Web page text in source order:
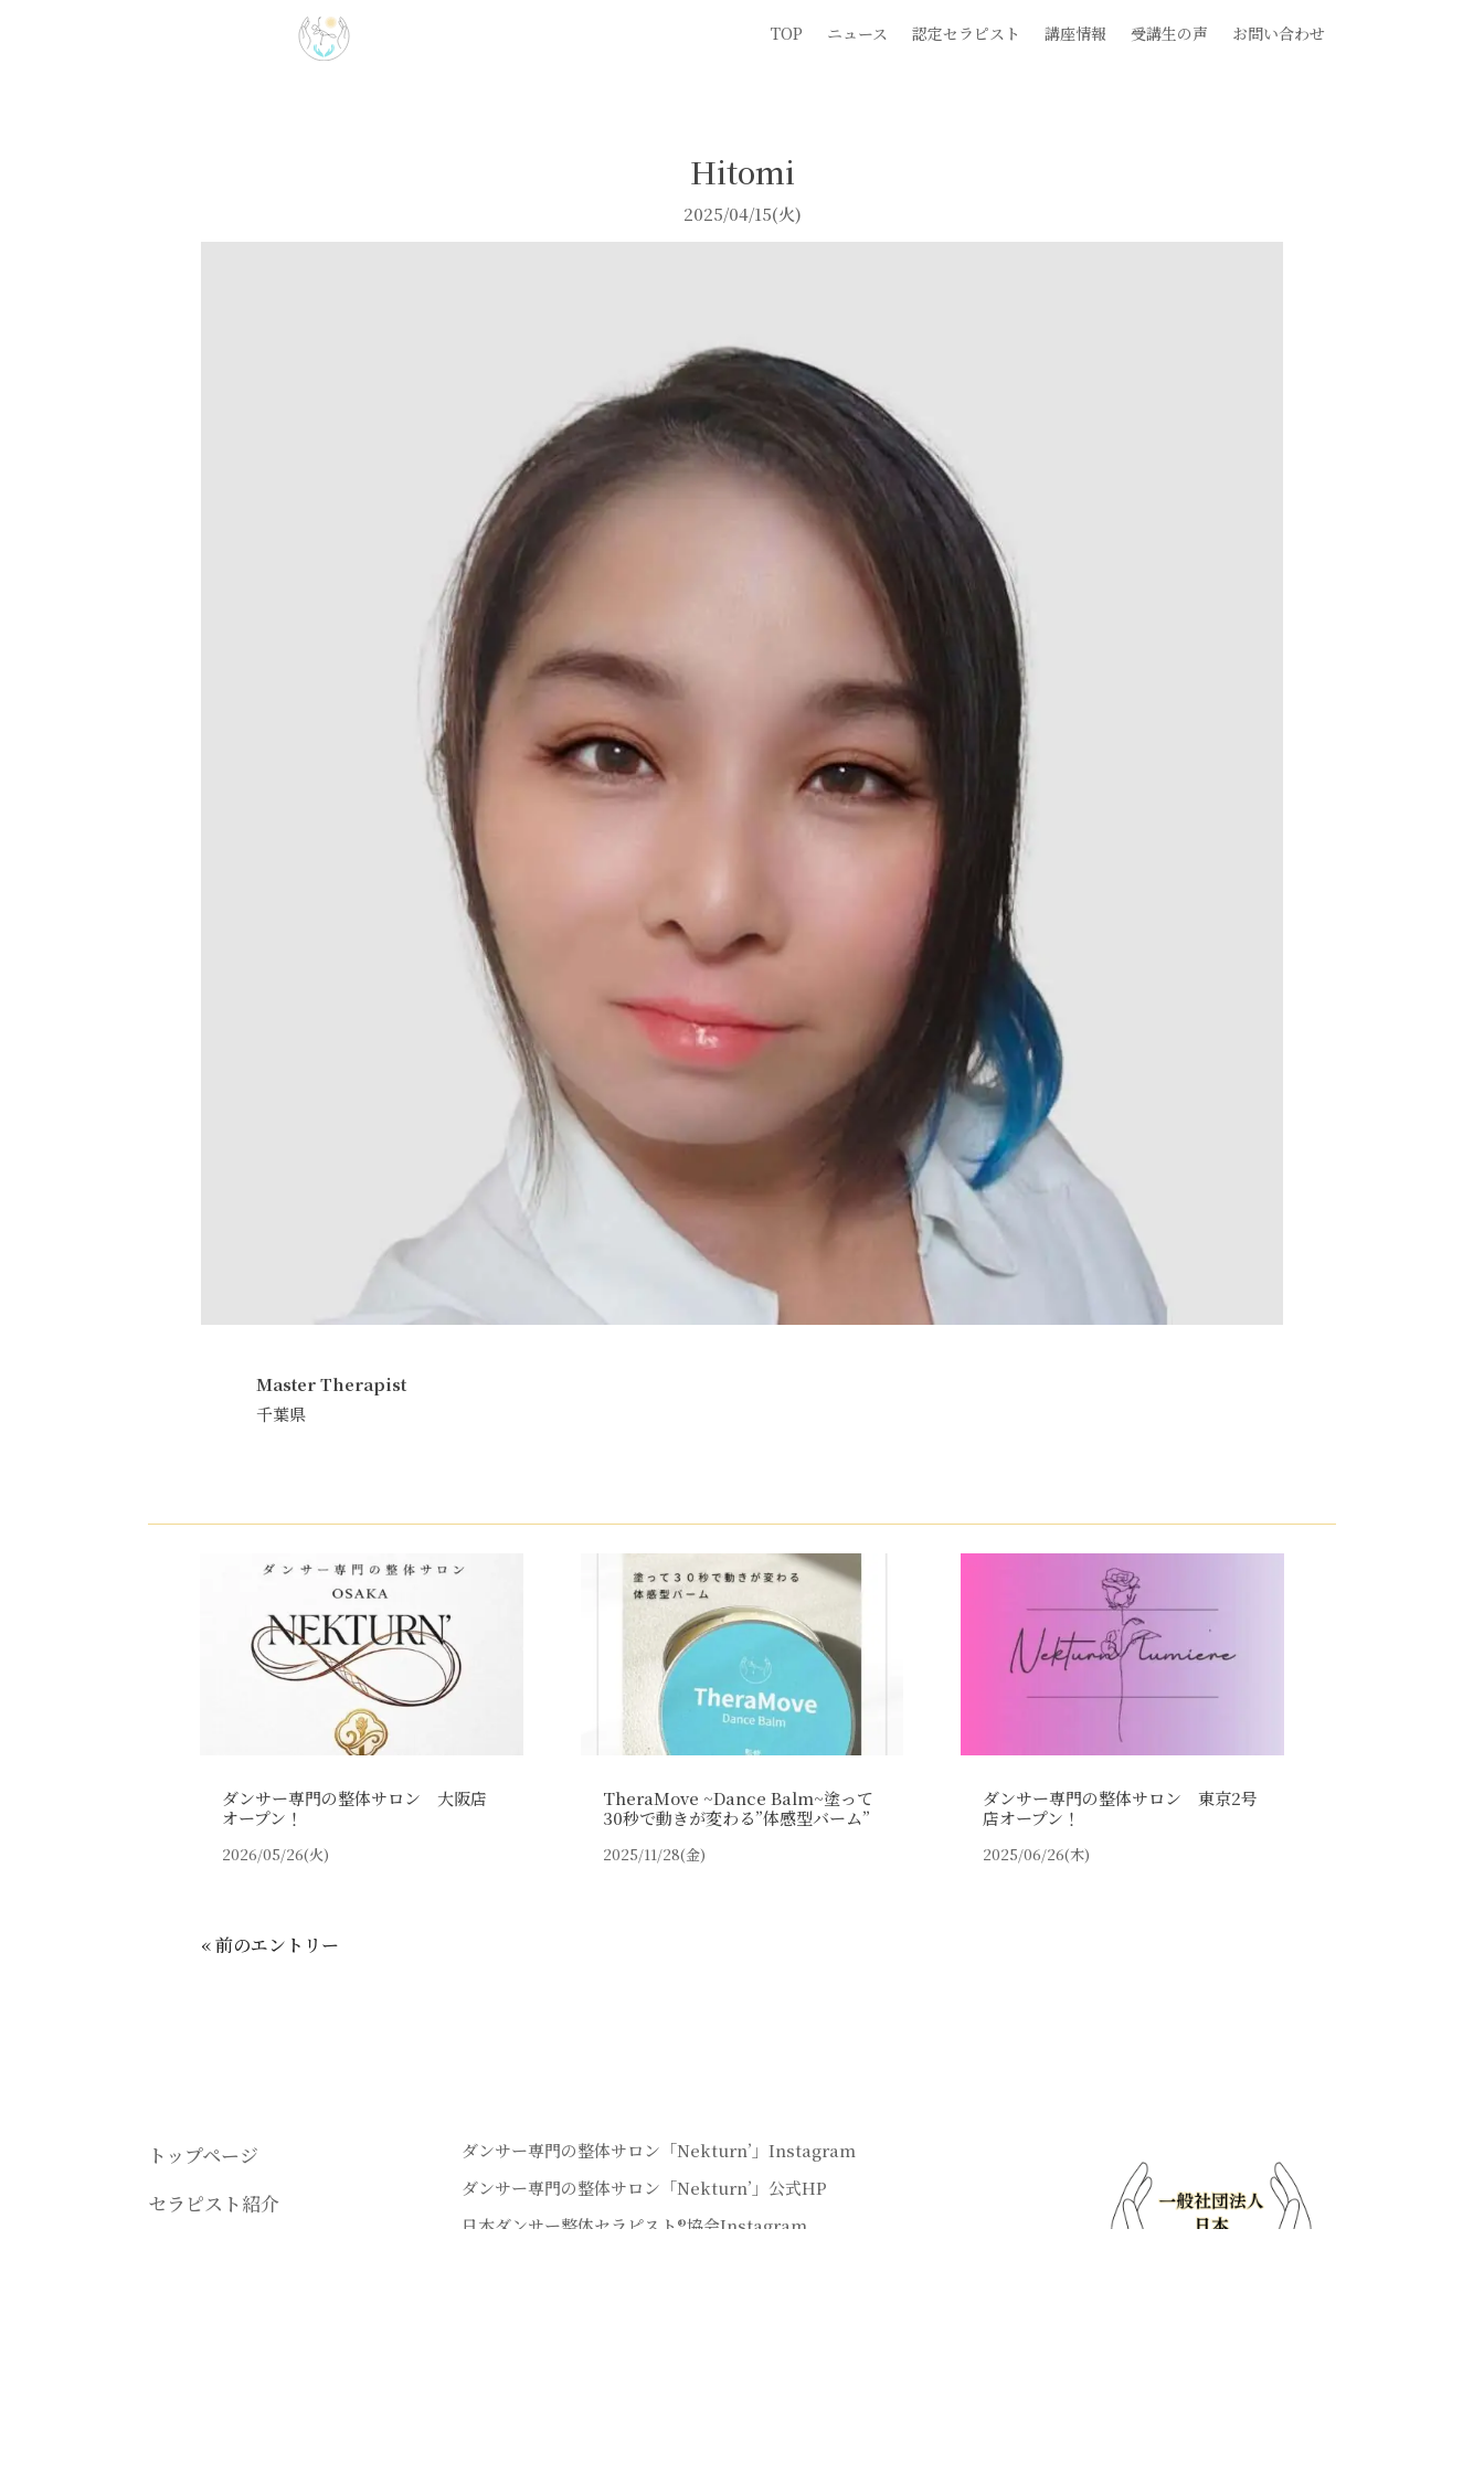
TOP ニュース 認定セラピスト 講座情報 受講生の声 お問い合わせ
Hitomi
2025/04/15(火)
Master Therapist
千葉県
ダンサー専門の整体サロン 大阪店
オープン！
2026/05/26(火)
TheraMove ~Dance Balm~塗って
30秒で動きが変わる”体感型バーム”
2025/11/28(金)
ダンサー専門の整体サロン 東京2号
店オープン！
2025/06/26(木)
« 前のエントリー
トップページ
セラピスト紹介
ダンサー専門の整体サロン「Nekturn’」Instagram
ダンサー専門の整体サロン「Nekturn’」公式HP
日本ダンサー整体セラピスト®協会Instagram